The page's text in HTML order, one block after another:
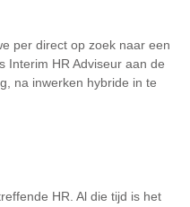
per direct op zoek naar een
Interim HR Adviseur aan de
na inwerken hybride in te
HR. Al die tijd is het